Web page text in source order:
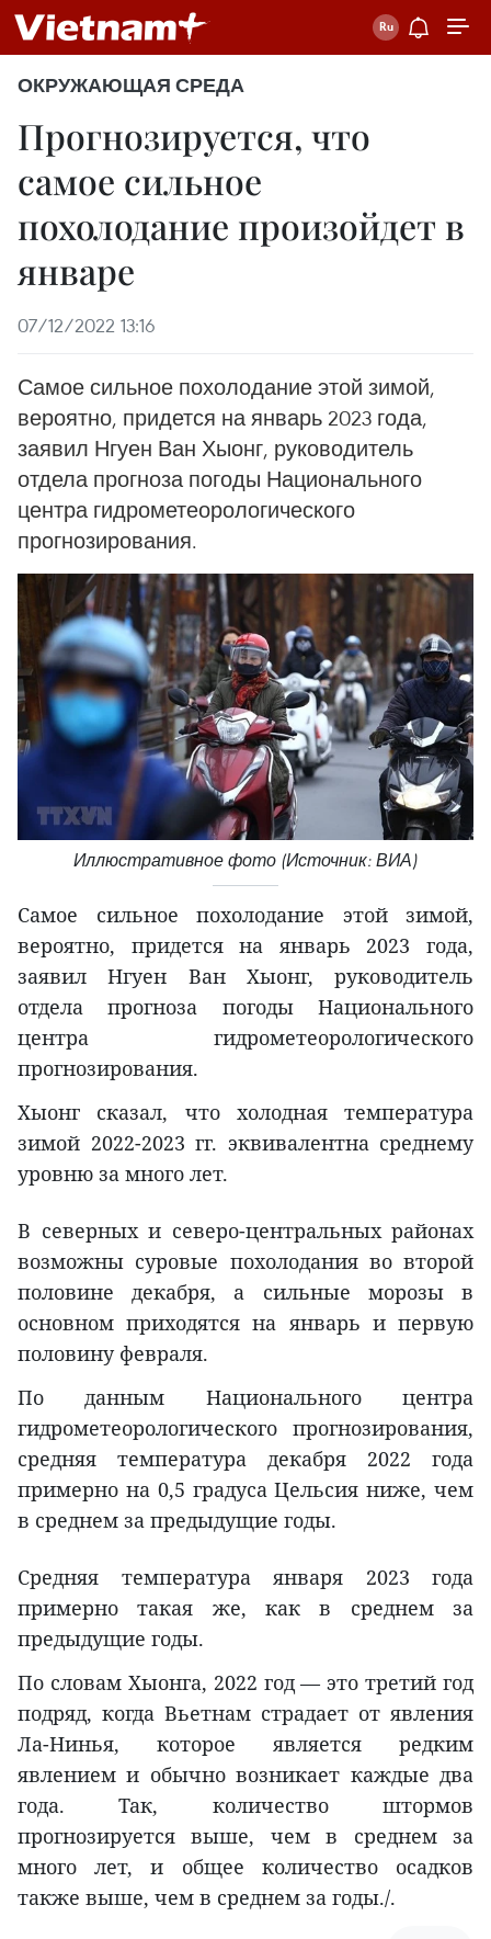
ОКРУЖАЮЩАЯ СРЕДА
Прогнозируется, что
самое сильное
похолодание произойдет в
январе
07/12/2022 13:16
Самое сильное похолодание этой зимой,
вероятно, придется на январь 2023 года,
заявил Нгуен Ван Хыонг, руководитель
отдела прогноза погоды Национального
центра гидрометеорологического
прогнозирования.
Иллюстративное фото (Источник: ВИА)
Самое сильное похолодание этой зимой,
вероятно, придется на январь 2023 года,
заявил Нгуен Ван Хыонг, руководитель
отдела прогноза погоды Национального
центра гидрометеорологического
прогнозирования.
Хыонг сказал, что холодная температура
зимой 2022-2023 гг. эквивалентна среднему
уровню за много лет.
В северных и северо-центральных районах
возможны суровые похолодания во второй
половине декабря, а сильные морозы в
основном приходятся на январь и первую
половину февраля.
По данным Национального центра
гидрометеорологического прогнозирования,
средняя температура декабря 2022 года
примерно на 0,5 градуса Цельсия ниже, чем
в среднем за предыдущие годы.
Средняя температура января 2023 года
примерно такая же, как в среднем за
предыдущие годы.
По словам Хыонга, 2022 год — это третий год
подряд, когда Вьетнам страдает от явления
Ла-Нинья, которое является редким
явлением и обычно возникает каждые два
года. Так, количество штормов
прогнозируется выше, чем в среднем за
много лет, и общее количество осадков
также выше, чем в среднем за годы./.